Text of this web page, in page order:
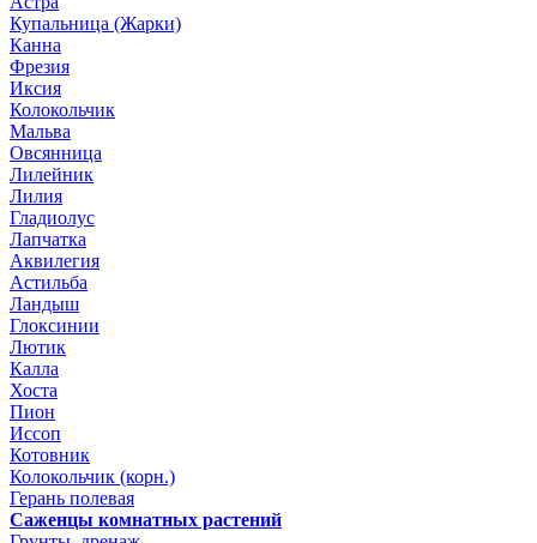
Купальница (Жарки)
Канна
Фрезия
Иксия
Колокольчик
Мальва
Овсянница
Лилейник
Лилия
Гладиолус
Лапчатка
Аквилегия
Астильба
Ландыш
Глоксинии
Лютик
Калла
Хоста
Пион
Иссоп
Котовник
Колокольчик (корн.)
Герань полевая
Саженцы комнатных растений